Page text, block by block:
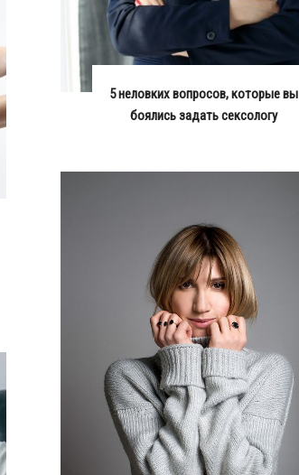
5 неловких вопросов, которые вы
боялись задать сексологу